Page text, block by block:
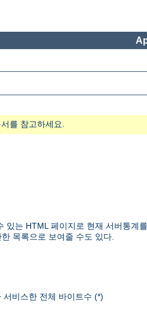
를 참고하세요.
는 HTML 페이지로 현재 서버통계
목록으로 보여줄 수도 있다.
비스한 전체 바이트수 (*)